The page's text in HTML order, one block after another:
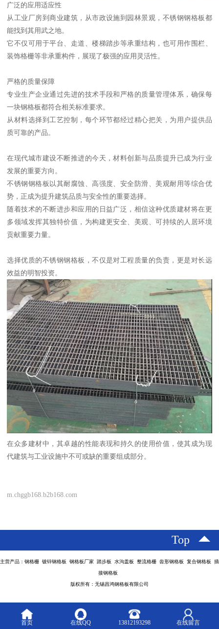
广泛的应用适应性
从工业厂房到商业建筑，从市政设施到园林景观，不锈钢钢格板都
能找到其用武之地。
它不仅可用于平台、走道、楼梯踏步等承重结构，也可用作围栏、
装饰格栅等非承重构件，展现了极强的应用灵活性。
严格的质量保障
专业生产企业通过先进的技术手段和严格的质量管理体系，确保每
一块钢格板都符合相关标准要求。
从材料选择到工艺控制，每个环节都经过精心把关，为用户提供品
质可靠的产品。
在现代城市建设不断推进的今天，材料创新与品质提升已成为行业
发展的重要方向。
不锈钢钢格板以其耐腐蚀、高强度、安全防滑、美观耐用等综合优
势，正成为提升建筑品质与安全性的重要选择。
随着技术的不断进步和应用的日益广泛，相信这种优质建材将在更
多领域发挥其独特价值，为构建更安全、美观、可持续的人居环境
贡献重要力量。
选择优质的不锈钢钢格板，不仅是对工程质量的负责，更是对长远
效益的明智投资。
在众多建材中，其卓越的性能表现和持久的使用价值，使其成为现
代建筑与工业设施中不可或缺的重要组成部分。
m.chggb168.b2b168.com
Top
主营产品：钢格栅 镀锌钢格板 钢格板厂家 踏步板 水沟盖板 整流格栅 齿形钢格板 复合钢格板 插
接钢格板
版权所有：无锡昌鸿钢格板有限公司
首页 在线QQ 13812193298 在线留言